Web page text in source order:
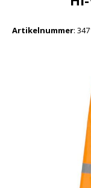
Artikelnummer: